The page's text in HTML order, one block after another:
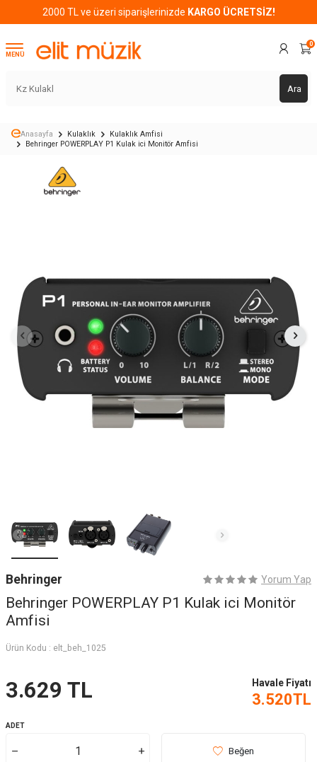
2000 TL ve üzeri siparişlerinizde KARGO ÜCRETSİZ!
MENÜ
Ara
0
Anasayfa Kulaklık
Kulaklık Amfisi
Behringer POWERPLAY P1 Kulak ici Monitör Amfisi
Behringer Yorum Yap
Behringer POWERPLAY P1 Kulak ici Monitör
Amfisi
Ürün Kodu : elt_beh_1025
3.629 TL Havale Fiyatı
3.520TL
ADET
Beğen